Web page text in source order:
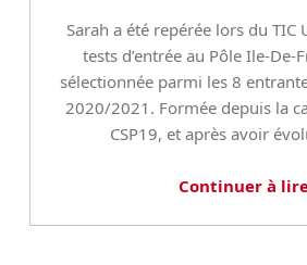
Sarah a été repérée lors du TIC
tests d’entrée au Pôle Ile-De-
sélectionnée parmi les 8
2020/2021. Formée depuis la
CSP19, et après avoir
Continuer à